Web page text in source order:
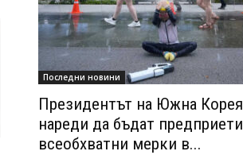
Последни новини
Президентът на Южна Корея
нареди да бъдат предприети
всеобхватни мерки в...